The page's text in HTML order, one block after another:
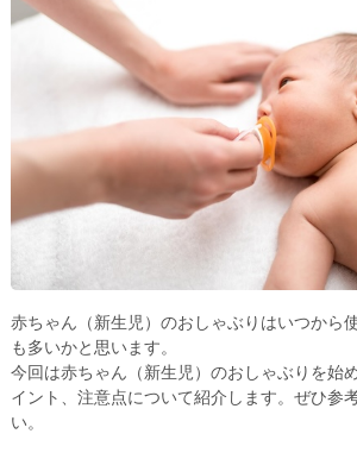
赤ちゃん（新生児）のおしゃぶりはいつから
も多いかと思います。
今回は赤ちゃん（新生児）のおしゃぶりを始
イント、注意点について紹介します。ぜひ参
い。